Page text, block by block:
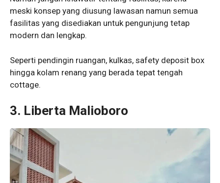
meski konsep yang diusung lawasan namun semua
fasilitas yang disediakan untuk pengunjung tetap
modern dan lengkap.
Seperti pendingin ruangan, kulkas, safety deposit box
hingga kolam renang yang berada tepat tengah
cottage.
3. Liberta Malioboro